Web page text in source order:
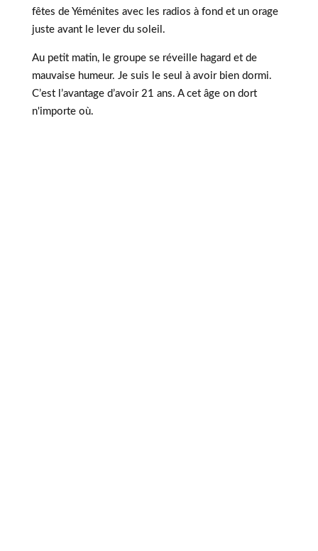
fêtes de Yéménites avec les radios à fond et un orage
juste avant le lever du soleil.
Au petit matin, le groupe se réveille hagard et de
mauvaise humeur. Je suis le seul à avoir bien dormi.
C’est l’avantage d’avoir 21 ans. A cet âge on dort
n'importe où.